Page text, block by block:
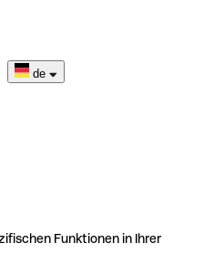
de
Funktionen in Ihrer